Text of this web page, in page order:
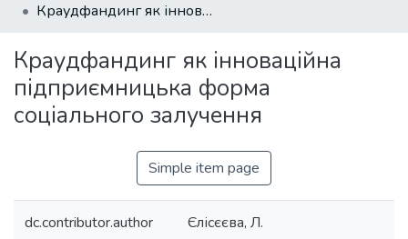
All of DSpace
Statistics
Краудфандинг як інноваційна підприємницька форма соціального залучення
Краудфандинг як інноваційна
підприємницька форма
соціального залучення
Simple item page
dc.contributor.author Єлісєєва, Л.